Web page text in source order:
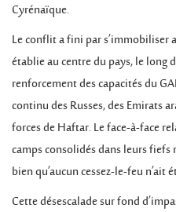
Cyrénaïque.
Le conflit a fini par
établie au centre du pays, le long
renforcement des capacités du
continu des Russes, des Emirats
forces de Haftar. Le face-à-face
camps consolidés dans leurs
bien qu’aucun cessez-le-feu
Cette désescalade sur fond